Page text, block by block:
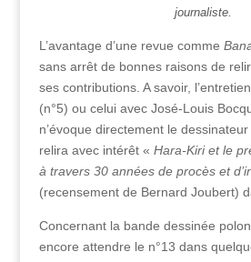
journaliste.
L’avantage d’une revue comme
sans arrêt de bonnes raisons de
ses contributions. A savoir,
(n°5) ou celui avec José-Louis
n’évoque directement le
relira avec intérêt « Hara-Kiri et le
à travers 30 années de procès et
(recensement de Bernard Joubert)
Concernant la bande dessinée
encore attendre le n°13 dans